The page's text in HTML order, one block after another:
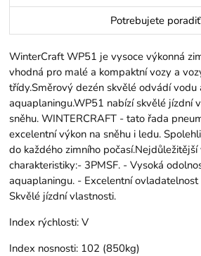
Potrebujete
WinterCraft WP51 je vysoce výkonná
vhodná pro malé a kompaktní vozy a
třídy.Směrový dezén skvělé odvádí vodu
aquaplaningu.WP51 nabízí skvělé jízdní
sněhu. WINTERCRAFT - tato řada
excelentní výkon na sněhu i ledu.
do každého zimního
charakteristiky:- 3PMSF. - Vysoká
aquaplaningu. - Excelentní
Skvělé jízdní vlastnosti.
Index rýchlosti: V
Index nosnosti: 102 (850kg)